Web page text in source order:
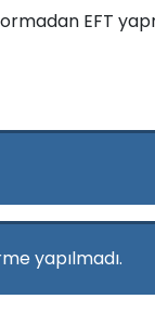
EFT
yapılmadı.